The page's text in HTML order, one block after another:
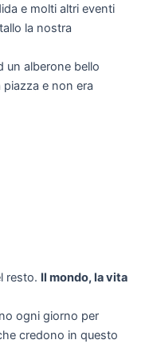
e molti altri eventi
la nostra
un alberone bello
e non era
resto. Il mondo, la vita
ogni giorno per
credono in questo